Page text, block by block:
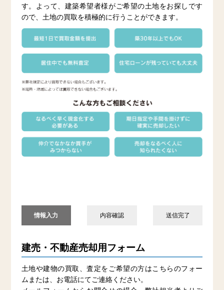
す。よって、建築希望者様がご希望の土地をお探しです
ので、土地の買取を積極的に行うことができます。
情報入力 内容確認 送信完了
建売・不動産売却用フォーム
土地や建物の買取、査定をご希望の方はこちらのフォー
ムまたは、お電話にてご連絡ください。